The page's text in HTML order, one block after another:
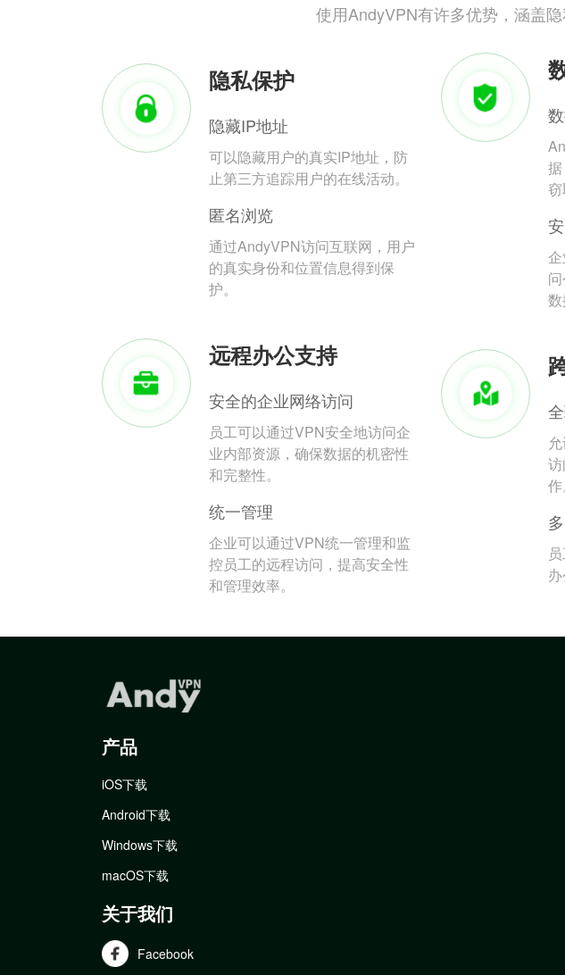
使用AndyVPN有许多优势，涵盖
隐私保护
隐藏IP地址
可以隐藏用户的真实IP地址，防
止第三方追踪用户的在线活动。
匿名浏览
通过AndyVPN访问互联网，用户
的真实身份和位置信息得到保
护。
窃
数
远程办公支持
安全的企业网络访问
员工可以通过VPN安全地访问企
业内部资源，确保数据的机密性
和完整性。
统一管理
企业可以通过VPN统一管理和监
控员工的远程访问，提高安全性
和管理效率。
作
产品
iOS下载
Android下载
Windows下载
macOS下载
关于我们
Facebook